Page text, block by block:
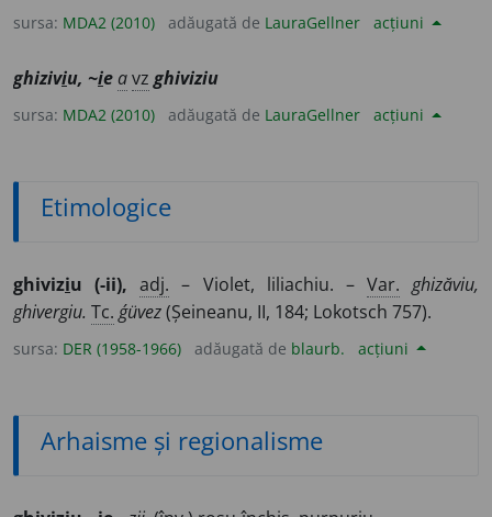
sursa: MDA2 (2010) adăugată de LauraGellner acțiuni
ghiziviu, ~ieavz ghiviziu
sursa: MDA2 (2010) adăugată de LauraGellner acțiuni
Etimologice
ghiviziu (-ii), adj. – Violet, liliachiu. – Var. ghizăviu,
ghivergiu. Tc. ǵüvez(Șeineanu, II, 184; Lokotsch 757).
sursa: DER (1958-1966) adăugată de blaurb. acțiuni
Arhaisme și regionalisme